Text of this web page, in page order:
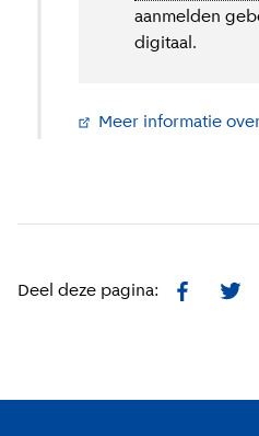
aanmelden
digitaal.
Meer informatie
Deel deze pagina: Facebook